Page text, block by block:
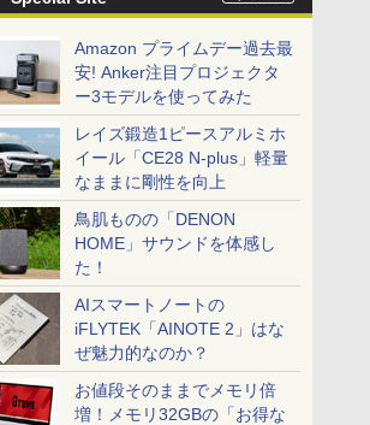
Amazon プライムデー過去最
安! Anker注目プロジェクタ
ー3モデルを使ってみた
レイズ鍛造1ピースアルミホ
イール「CE28 N-plus」軽量
なままに剛性を向上
鳥肌ものの「DENON
HOME」サウンドを体感し
た！
AIスマートノートの
iFLYTEK「AINOTE 2」はな
ぜ魅力的なのか？
お値段そのままでメモリ倍
増！メモリ32GBの「お得な